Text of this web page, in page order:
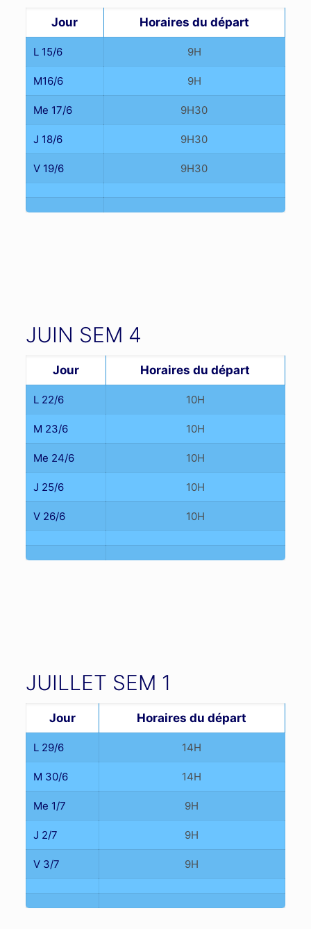
Jour Horaires du départ
L 15/6 9H
M16/6 9H
Me 17/6 9H30
J 18/6 9H30
V 19/6 9H30
JUIN SEM 4
Jour Horaires du départ
L 22/6 10H
M 23/6 10H
Me 24/6 10H
J 25/6 10H
V 26/6 10H
JUILLET SEM 1
Jour Horaires du départ
L 29/6 14H
M 30/6 14H
Me 1/7 9H
J 2/7 9H
V 3/7 9H